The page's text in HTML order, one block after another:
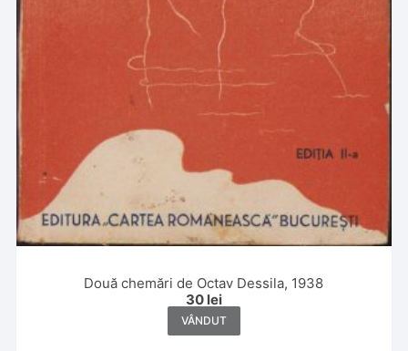
Două chemări de Octav Dessila, 1938
30 lei
VÂNDUT